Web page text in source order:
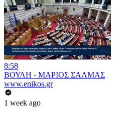
8:58
ΒΟΥΛΗ - ΜΑΡΙΟΣ ΣΑΛΜΑΣ
www.enikos.gr
1 week ago